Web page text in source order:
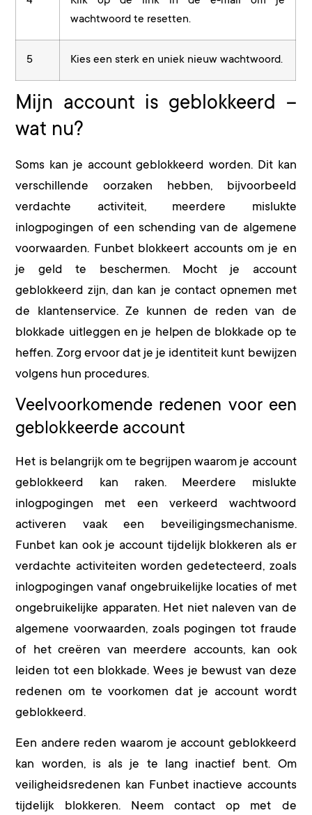
wachtwoord te resetten.
5 Kies een sterk en uniek nieuw wachtwoord.
Mijn account is geblokkeerd –
wat nu?
Soms kan je account geblokkeerd worden. Dit kan
verschillende oorzaken hebben, bijvoorbeeld
verdachte activiteit, meerdere mislukte
inlogpogingen of een schending van de algemene
voorwaarden. Funbet blokkeert accounts om je en
je geld te beschermen. Mocht je account
geblokkeerd zijn, dan kan je contact opnemen met
de klantenservice. Ze kunnen de reden van de
blokkade uitleggen en je helpen de blokkade op te
heffen. Zorg ervoor dat je je identiteit kunt bewijzen
volgens hun procedures.
Veelvoorkomende redenen voor een
geblokkeerde account
Het is belangrijk om te begrijpen waarom je account
geblokkeerd kan raken. Meerdere mislukte
inlogpogingen met een verkeerd wachtwoord
activeren vaak een beveiligingsmechanisme.
Funbet kan ook je account tijdelijk blokkeren als er
verdachte activiteiten worden gedetecteerd, zoals
inlogpogingen vanaf ongebruikelijke locaties of met
ongebruikelijke apparaten. Het niet naleven van de
algemene voorwaarden, zoals pogingen tot fraude
of het creëren van meerdere accounts, kan ook
leiden tot een blokkade. Wees je bewust van deze
redenen om te voorkomen dat je account wordt
geblokkeerd.
Een andere reden waarom je account geblokkeerd
kan worden, is als je te lang inactief bent. Om
veiligheidsredenen kan Funbet inactieve accounts
tijdelijk blokkeren. Neem contact op met de